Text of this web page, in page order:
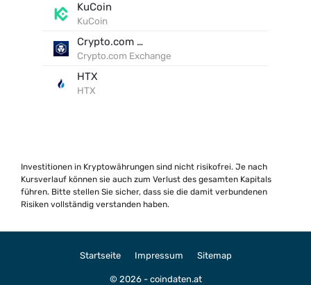
KuCoin
KuCoin
Crypto.com Exchange
Crypto.com Exchange
HTX
HTX
Investitionen in Kryptowährungen sind nicht risikofrei. Je nach
Kursverlauf können sie auch zum Verlust des gesamten Kapitals
führen. Bitte stellen Sie sicher, dass sie die damit verbundenen
Risiken vollständig verstanden haben.
Startseite Impressum Sitemap
© 2026 - coindaten.at